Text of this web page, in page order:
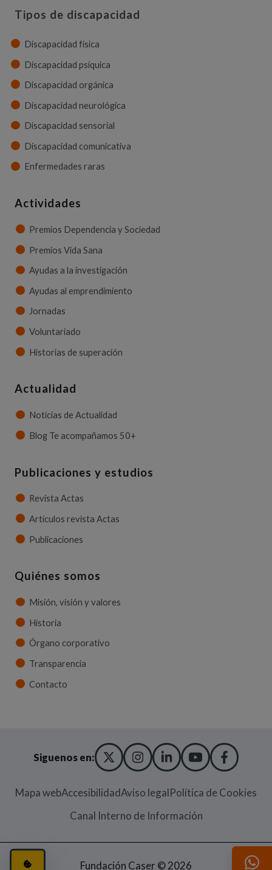
CONFIGURACIÓN DE COOKIES
(ABRE EN VENTANA MODAL)
Tipos de discapacidad
Discapacidad física
Discapacidad psíquica
Discapacidad orgánica
Discapacidad neurológica
Discapacidad sensorial
Discapacidad comunicativa
Enfermedades raras
Actividades
Premios Dependencia y Sociedad
Premios Vida Sana
Ayudas a la investigación
Ayudas al emprendimiento
Jornadas
Voluntariado
Historias de superación
Actualidad
Noticias de Actualidad
Blog Te acompañamos 50+
Publicaciones y estudios
Revista Actas
Artículos revista Actas
Publicaciones
Quiénes somos
Misión, visión y valores
Historia
Órgano corporativo
Transparencia
Contacto
Siguenos en: X TWITTER
(ABRE EN NUEVA
INSTAGRAM
(ABRE EN NUEVA
LINKEDIN
(ABRE EN
YOUTUBE
(ABRE EN
Mapa webAccesibilidadAviso legalPolítica de Cookies
Canal Interno de Información(Abre en
Fundación Caser © 2026